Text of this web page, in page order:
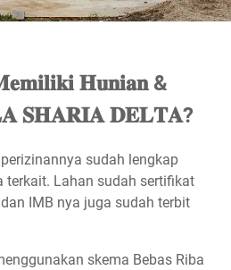
𝐇𝐮𝐧𝐢𝐚𝐧 &
𝐒𝐇𝐀𝐑𝐈𝐀 𝐃𝐄𝐋𝐓𝐀?
sudah lengkap
terkait. Lahan sudah sertifikat
IMB nya juga sudah terbit
skema Bebas Riba